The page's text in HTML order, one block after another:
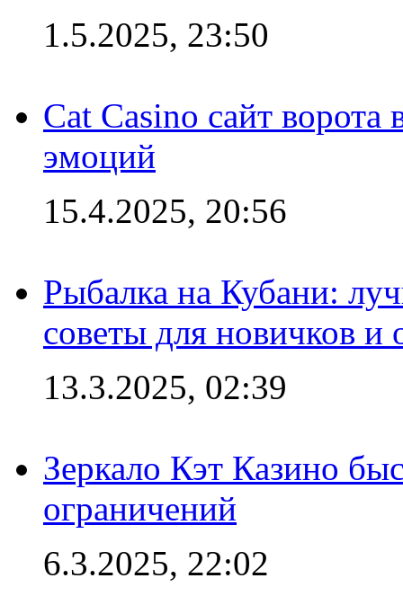
1.5.2025, 23:50
Cat Casino сайт
эмоций
15.4.2025, 20:56
Рыбалка на Кубани:
советы для новичков
13.3.2025, 02:39
Зеркало Кэт Казино
ограничений
6.3.2025, 22:02